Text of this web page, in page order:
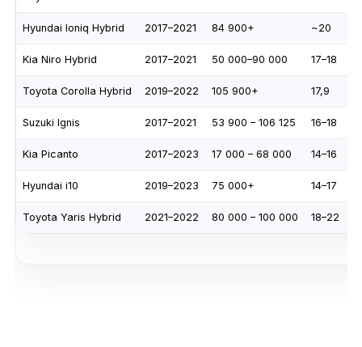
Hyundai Ioniq Hybrid 2017–2021 84 900+ ~20
Kia Niro Hybrid 2017–2021 50 000–90 000 17–18
Toyota Corolla Hybrid 2019–2022 105 900+ 17,9
Suzuki Ignis 2017–2021 53 900 – 106 125 16–18
Kia Picanto 2017–2023 17 000 – 68 000 14–16
Hyundai i10 2019–2023 75 000+ 14–17
Toyota Yaris Hybrid 2021–2022 80 000 – 100 000 18–22